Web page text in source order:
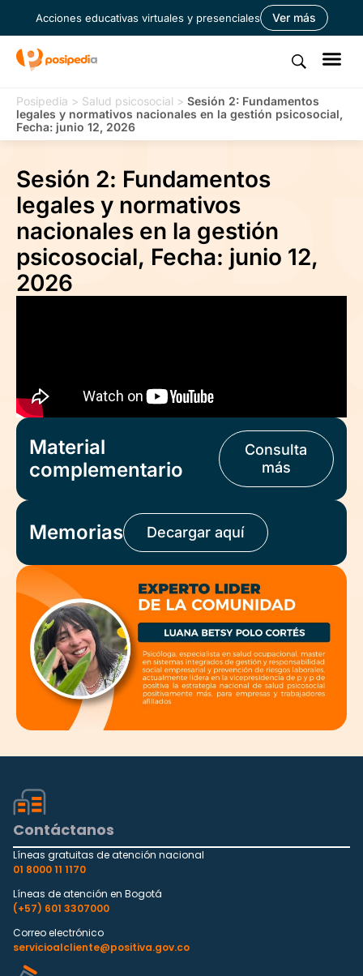
Acciones educativas virtuales y presenciales Ver más
Posipedia > Salud psicosocial > Sesión 2: Fundamentos
legales y normativos nacionales en la gestión psicosocial,
Fecha: junio 12, 2026
Sesión 2: Fundamentos
legales y normativos
nacionales en la gestión
psicosocial, Fecha: junio 12,
2026
Material
complementario
Consulta
más
Memorias Decargar aquí
Contáctanos
Líneas gratuitas de atención nacional
01 8000 11 1170
Líneas de atención en Bogotá
(+57) 601 3307000
Correo electrónico
servicioalcliente@positiva.gov.co